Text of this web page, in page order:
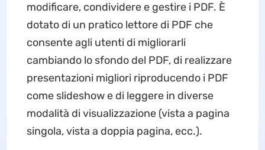
modificare, condividere e gestire i PDF. È
dotato di un pratico lettore di PDF che
consente agli utenti di migliorarli
cambiando lo sfondo del PDF, di realizzare
presentazioni migliori riproducendo i PDF
come slideshow e di leggere in diverse
modalità di visualizzazione (vista a pagina
singola, vista a doppia pagina, ecc.).